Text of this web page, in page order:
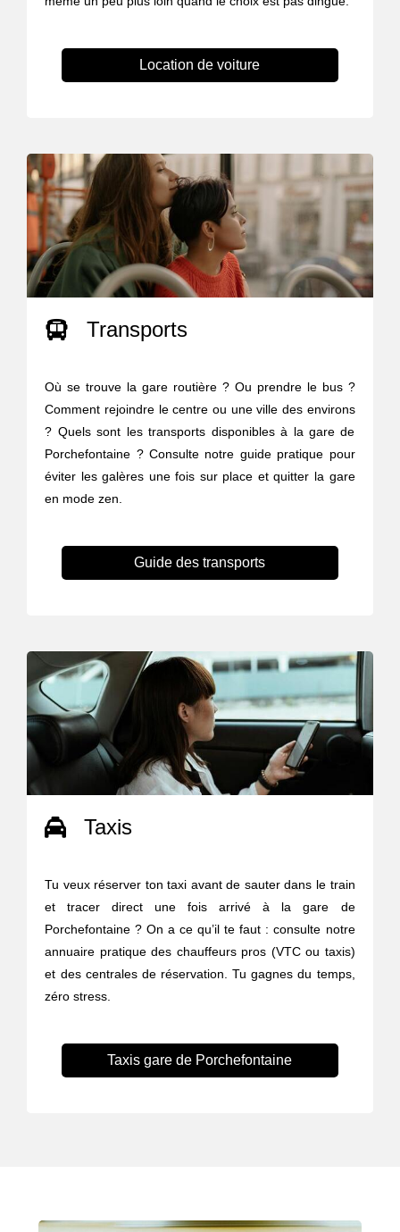
Location de voiture
Transports
Où se trouve la gare routière ? Ou prendre le bus ?
Comment rejoindre le centre ou une ville des environs
? Quels sont les transports disponibles à la gare de
Porchefontaine ? Consulte notre guide pratique pour
éviter les galères une fois sur place et quitter la gare
en mode zen.
Guide des transports
Taxis
Tu veux réserver ton taxi avant de sauter dans le train
et tracer direct une fois arrivé à la gare de
Porchefontaine ? On a ce qu’il te faut : consulte notre
annuaire pratique des chauffeurs pros (VTC ou taxis)
et des centrales de réservation. Tu gagnes du temps,
zéro stress.
Taxis gare de Porchefontaine